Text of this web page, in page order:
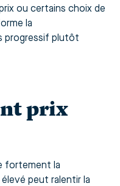
ou certains choix de
la
progressif plutôt
prix
fortement la
peut ralentir la